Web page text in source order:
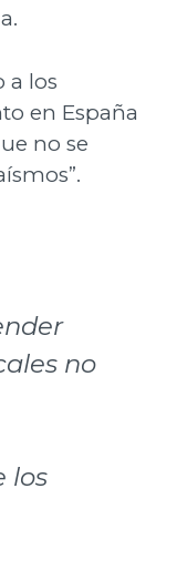
a los
en España
no se
no
los